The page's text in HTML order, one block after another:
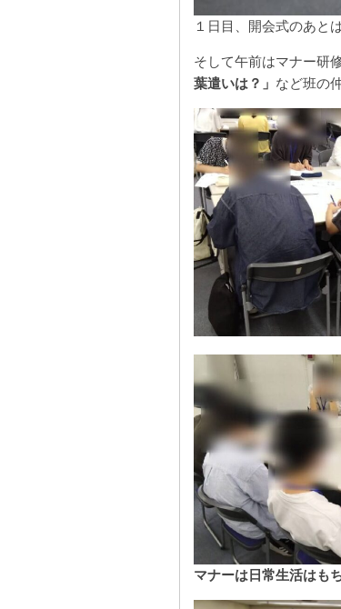
１日目、開会式のあと
そして午前はマナー研修
葉遣いは？」 など班の
マナーは日常生活はも